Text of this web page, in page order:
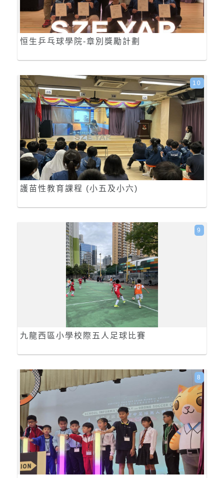
恒生乒乓球學院-章別獎勵計劃
護苗性教育課程 (小五及小六)
10
九龍西區小學校際五人足球比賽
9
8